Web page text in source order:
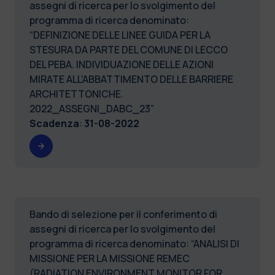
assegni di ricerca per lo svolgimento del
programma di ricerca denominato:
“DEFINIZIONE DELLE LINEE GUIDA PER LA
STESURA DA PARTE DEL COMUNE DI LECCO
DEL PEBA. INDIVIDUAZIONE DELLE AZIONI
MIRATE ALL'ABBATTIMENTO DELLE BARRIERE
ARCHITETTONICHE.
2022_ASSEGNI_DABC_23”
Scadenza: 31-08-2022
Bando di selezione per il conferimento di
assegni di ricerca per lo svolgimento del
programma di ricerca denominato: “ANALISI DI
MISSIONE PER LA MISSIONE REMEC